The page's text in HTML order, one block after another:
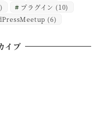
プラグイン (10)
(6)
イブ